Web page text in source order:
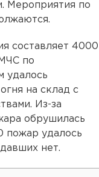
Мероприятия по
составляет 4000
по
удалось
на склад с
Из-за
обрушилась
пожар удалось
нет.